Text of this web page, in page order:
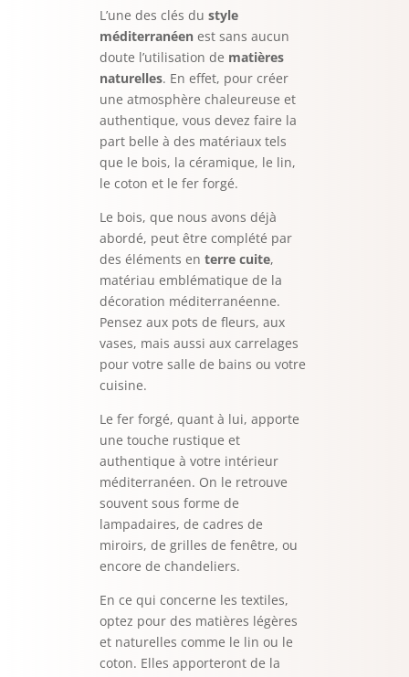
L’une des clés du style
méditerranéenest sans aucun
doute l’utilisation de matières
naturelles. En effet, pour créer
une atmosphère chaleureuse et
authentique, vous devez faire la
part belle à des matériaux tels
que le bois, la céramique, le lin,
le coton et le fer forgé.
Le bois, que nous avons déjà
abordé, peut être complété par
des éléments en terre cuite,
matériau emblématique de la
décoration méditerranéenne.
Pensez aux pots de fleurs, aux
vases, mais aussi aux carrelages
pour votre salle de bains ou votre
cuisine.
Le fer forgé, quant à lui, apporte
une touche rustique et
authentique à votre intérieur
méditerranéen. On le retrouve
souvent sous forme de
lampadaires, de cadres de
miroirs, de grilles de fenêtre, ou
encore de chandeliers.
En ce qui concerne les textiles,
optez pour des matières légères
et naturelles comme le lin ou le
coton. Elles apporteront de la